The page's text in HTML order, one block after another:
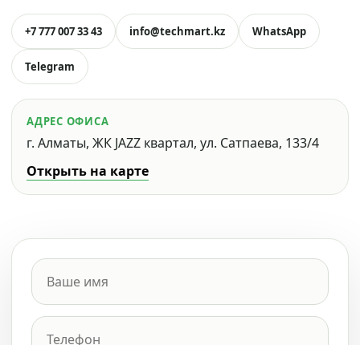
+7 777 007 33 43 info@techmart.kz WhatsApp
Telegram
АДРЕС ОФИСА
г. Алматы, ЖК JAZZ квартал, ул. Сатпаева, 133/4
Открыть на карте